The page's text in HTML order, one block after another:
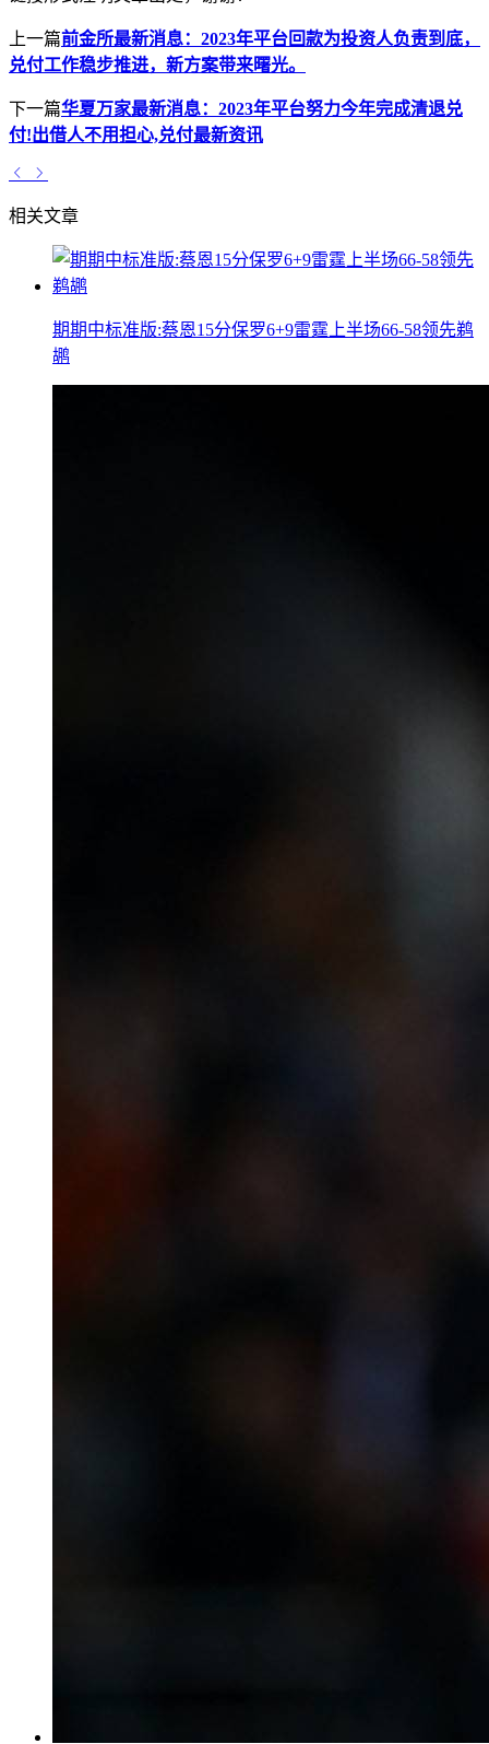
上一篇前金所最新消息：2023年平台回款为投资人负责到底，
兑付工作稳步推进，新方案带来曙光。
下一篇华夏万家最新消息：2023年平台努力今年完成清退兑
付!出借人不用担心,兑付最新资讯
相关文章
期期中标准版:蔡恩15分保罗6+9雷霆上半场66-58领先鹈
鹕